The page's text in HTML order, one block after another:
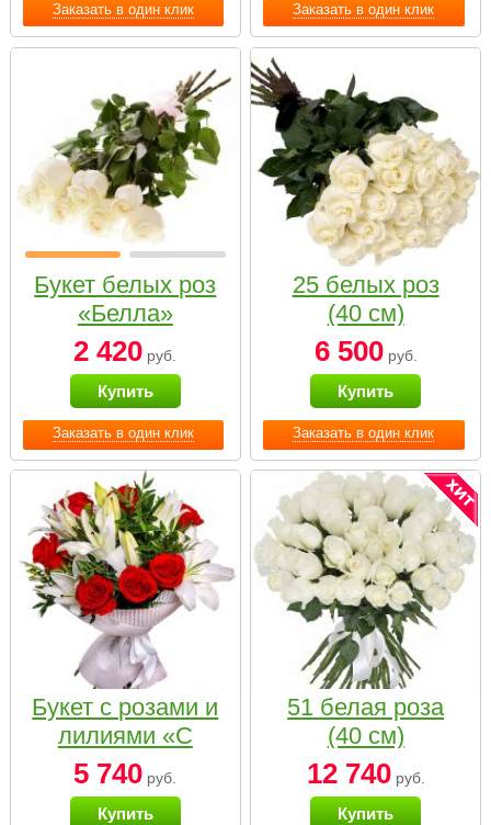
Заказать в один клик Заказать в один клик
Заказать в один клик
Букет белых роз
«Белла»
2 420 руб.
Купить
Заказать в один клик
25 белых роз
(40 см)
6 500руб.
Купить
Букет с розами и
лилиями «С
наилучшими
пожеланиями»
5 740 руб.
Купить
51 белая роза
(40 см)
12 740руб.
Купить